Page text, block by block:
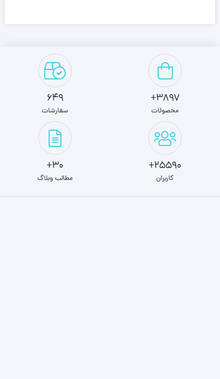
3897+
محصولات
649
سفارشات
25590+
کاربران
30+
مطالب وبلاگ